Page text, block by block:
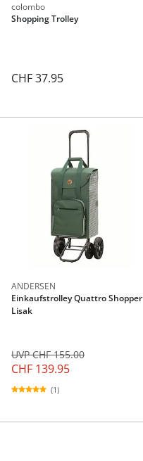
colombo
Shopping Trolley
CHF 37.95
ANDERSEN
Einkaufstrolley Quattro Shopper
Lisak
CHF 139.95
UVP CHF 155.00
(1)